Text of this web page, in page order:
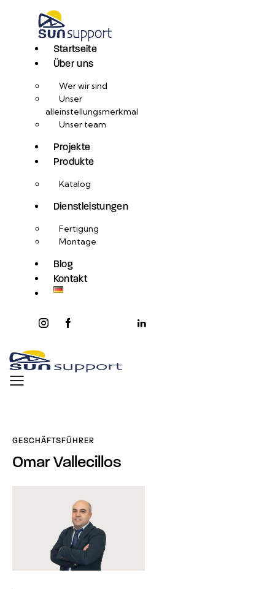
Startseite
Über uns
Wer wir sind
Unser
alleinstellungsmerkmal
Unser team
Projekte
Produkte
Katalog
Dienstleistungen
Fertigung
Montage
Blog
Kontakt
instagramfacebook-
youtube2
linkedin
GESCHÄFTSFÜHRER
Omar Vallecillos